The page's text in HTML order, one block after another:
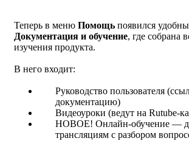
Теперь в меню Помощь появился
Документация и обучение, где собрана
изучения продукта.
В него входит:
Руководство пользователя
документацию)
Видеоуроки (ведут на Rutube-
НОВОЕ! Онлайн-обучение —
трансляциям с разбором